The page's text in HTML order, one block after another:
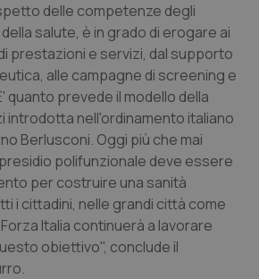
delle competenze degli
salute, è in grado di erogare ai
prestazioni e servizi, dal supporto
alle campagne di screening e
quanto prevede il modello della
introdotta nell'ordinamento italiano
Berlusconi. Oggi più che mai
polifunzionale deve essere
per costruire una sanità
i cittadini, nelle grandi città come
Italia continuerà a lavorare
obiettivo", conclude il